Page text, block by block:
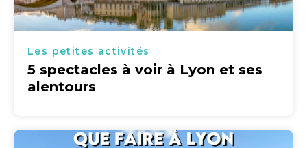
Les petites activités
5 spectacles à voir à Lyon et ses
alentours